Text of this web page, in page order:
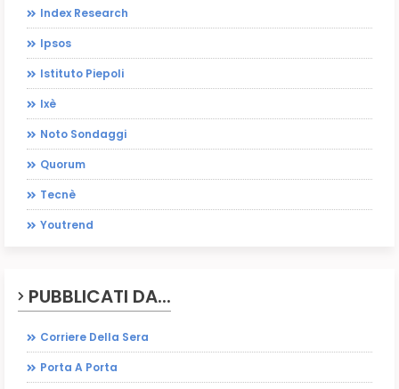
Index Research
Ipsos
Istituto Piepoli
Ixè
Noto Sondaggi
Quorum
Tecnè
Youtrend
PUBBLICATI DA...
Corriere Della Sera
Porta A Porta